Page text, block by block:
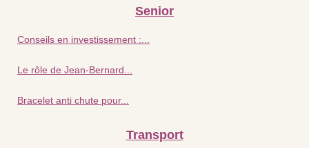
Senior
Conseils en investissement :...
Le rôle de Jean-Bernard...
Bracelet anti chute pour...
Transport